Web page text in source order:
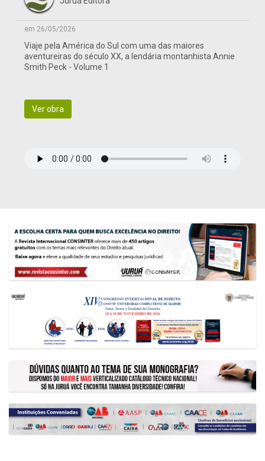
em 26/05/2026
Viaje pela América do Sul com uma das maiores
aventureiras do século XX, a lendária montanhista Annie
Smith Peck - Volume 1
Ver obra